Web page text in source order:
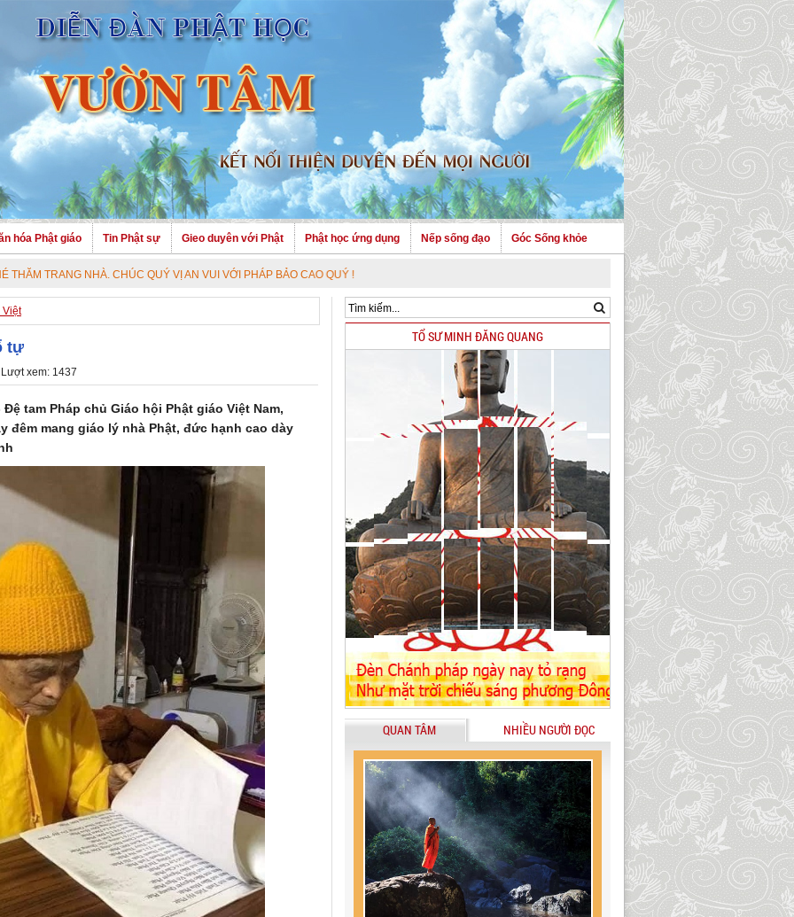
hóa Phật giáo Tin Phật sự Gieo duyên với Phật Phật học ứng dụng Nếp sống đạo Góc Sống khỏe
CHÚC QUÝ VỊ AN VUI VỚI PHÁP BẢO CAO QUÝ !
Việt
tự
xem: 1437
tam Pháp chủ Giáo hội Phật giáo Việt Nam,
đêm mang giáo lý nhà Phật, đức hạnh cao dày
TỔ SƯ MINH ĐĂNG QUANG
QUAN TÂM NHIỀU NGƯỜI ĐỌC